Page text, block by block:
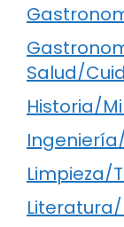
Salud/
Historia/
Limpieza/